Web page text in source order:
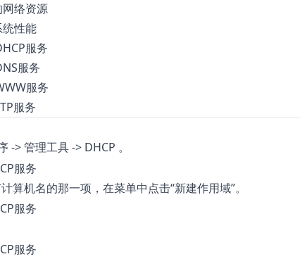
络资源
性能
服务
服务
服务
服务
-> 管理工具 -> DHCP 。
算机名的那一项，在菜单中点击“新建作用域”。